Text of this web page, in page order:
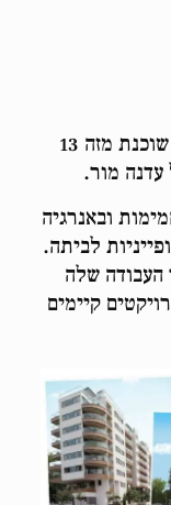
בלב רמת אפעל, ברחוב פינתי שוכנת מזה 13
מור.
ובאנרגיה
לביתה.
העבודה שלה
קיימים